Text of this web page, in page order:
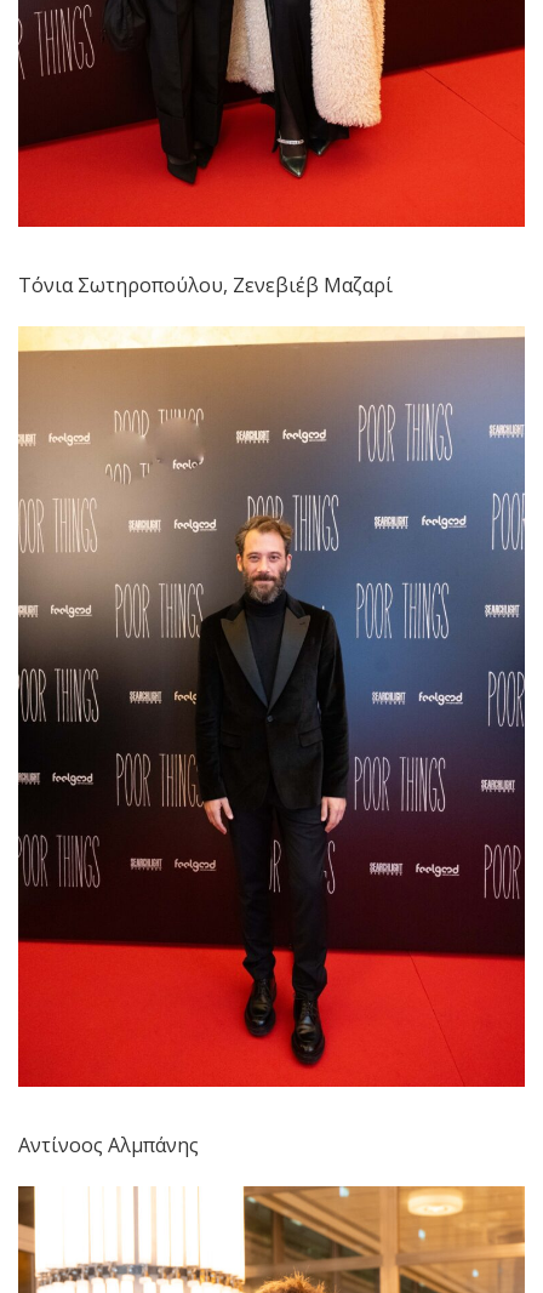
Τόνια Σωτηροπούλου, Ζενεβιέβ Μαζαρί
Αντίνοος Αλμπάνης